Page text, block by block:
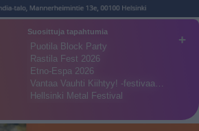
+
Suosittuja tapahtumia
Puotila Block Party
Rastila Fest 2026
Etno-Espa 2026
Vantaa Vauhti Kiihtyy! -festivaa…
Hellsinki Metal Festival